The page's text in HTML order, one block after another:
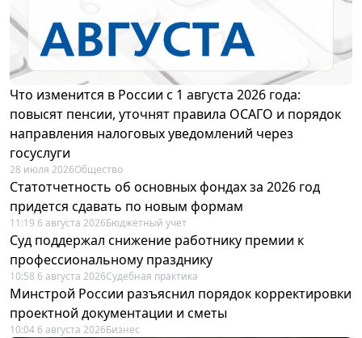
Что изменится в России с 1 августа 2026 года:
повысят пенсии, уточнят правила ОСАГО и порядок
направления налоговых уведомлений через
госуслуги
28 июля 2026Общество
Статотчетность об основных фондах за 2026 год
придется сдавать по новым формам
11:19 6 августа 2026Бюджетный учет
Суд поддержал снижение работнику премии к
профессиональному празднику
10:58 6 августа 2026Судебная практика
Минстрой России разъяснил порядок корректировки
проектной документации и сметы
10:04 6 августа 2026Бизнес